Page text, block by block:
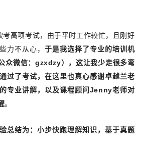
考高项考试，由于平时工作较忙，且刚好
力不从心，于是我选择了专业的培训机
微信：gzxdzy），这让我少走很多弯
过了考试，在这里也真心感谢卓越兰老
专业讲解，以及课程顾问Jenny老师对
。
总结为：小步快跑理解知识，基于真题